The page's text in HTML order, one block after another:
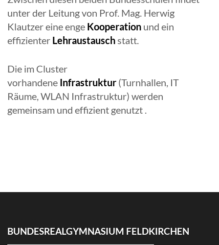
unter der Leitung von Prof. Mag. Herwig
Klautzer eine enge Kooperation und ein
effizienter Lehraustauschstatt.
Die im Cluster
vorhandene Infrastruktur (Turnhallen, IT
Räume, WLAN Infrastruktur) werden
gemeinsam und effizient genutzt .
BUNDESREALGYMNASIUM FELDKIRCHEN